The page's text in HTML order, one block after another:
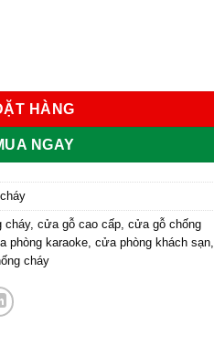
P1-GO số lượng
HÀNG
NGAY
cháy,cửa gỗ cao cấp,cửa gỗ chống
phòng karaoke,cửa phòng khách sạn,
cháy